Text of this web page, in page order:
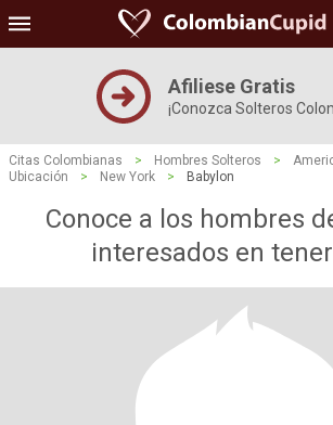
Afiliese Gratis
¡Conozca Solteros
Citas Colombianas > Hombres Solteros >
Ubicación
> New York > Babylon
Conoce a los hombres
interesados ​​en